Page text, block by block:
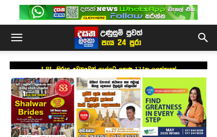
LPL කිරුළ වෙනුවෙන් ගාල්ලට ලකුණු 124ක ඉලක්කයක්